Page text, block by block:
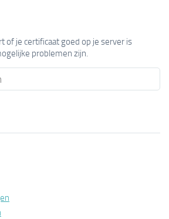
of je certificaat goed op je server is
problemen zijn.